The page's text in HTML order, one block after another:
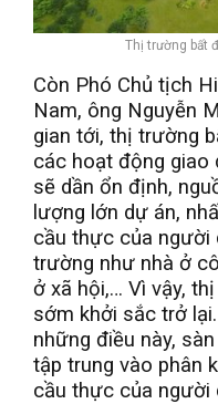
Thị trường bất
Còn Phó Chủ tịch
Nam, ông Nguyễn
gian tới, thị trường
các hoạt động giao
sẽ dần ổn định,
lượng lớn dự án,
cầu thực của
trường như nhà ở
ở xã hội,… Vì vậy,
sớm khởi sắc trở
những điều này,
tập trung vào phân
cầu thực của người